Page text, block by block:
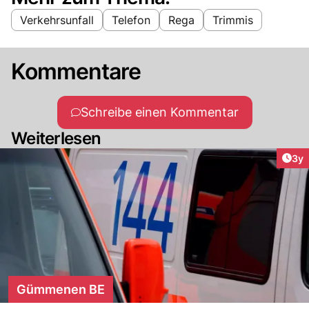
Verkehrsunfall Telefon Rega Trimmis
Kommentare
Schreibe einen Kommentar
Weiterlesen
3y
Gümmenen BE